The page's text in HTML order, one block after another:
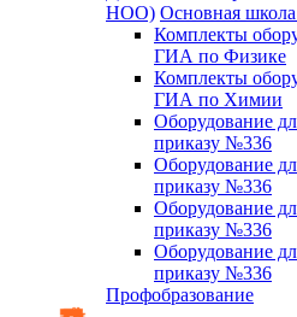
НОО) Основная
Комплекты
ГИА по Физике
Комплекты
ГИА по Химии
Оборудование
приказу №336
Оборудование
приказу №336
Оборудование
приказу №336
Оборудование
приказу №336
Профобразование